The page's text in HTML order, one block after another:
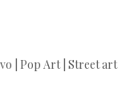
| Pop Art | Street art